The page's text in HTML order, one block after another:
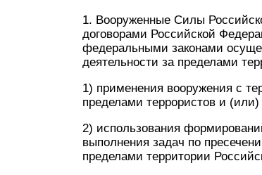
1. Вооруженные Силы
договорами Российской
федеральными законами
деятельности за пределами
1) применения вооружения с
пределами террористов и (или)
2) использования
выполнения задач по
пределами территории